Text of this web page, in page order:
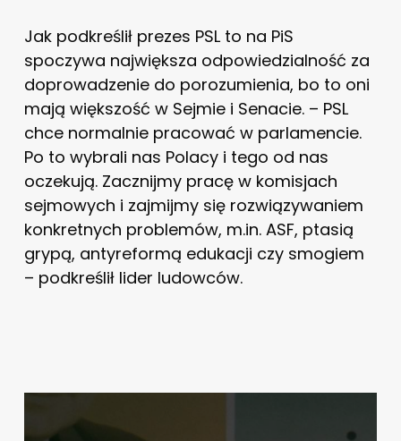
Jak podkreślił prezes PSL to na PiS
spoczywa największa odpowiedzialność za
doprowadzenie do porozumienia, bo to oni
mają większość w Sejmie i Senacie. – PSL
chce normalnie pracować w parlamencie.
Po to wybrali nas Polacy i tego od nas
oczekują. Zacznijmy pracę w komisjach
sejmowych i zajmijmy się rozwiązywaniem
konkretnych problemów, m.in. ASF, ptasią
grypą, antyreformą edukacji czy smogiem
– podkreślił lider ludowców.